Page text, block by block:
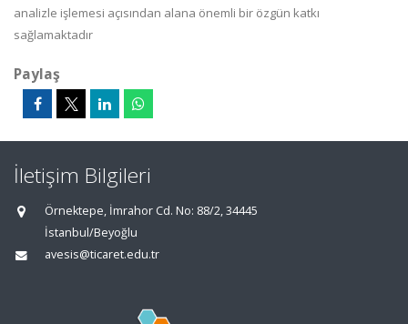
analizle işlemesi açısından alana önemli bir özgün katkı
sağlamaktadır
Paylaş
İletişim Bilgileri
Örnektepe, İmrahor Cd. No: 88/2, 34445
İstanbul/Beyoğlu
avesis@ticaret.edu.tr